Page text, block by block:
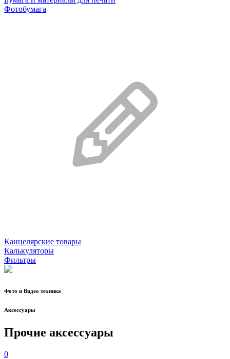
Фотобумага
Канцелярские товары
Калькуляторы
Фильтры
Фото и Видео техника
Аксессуары
Прочие аксессуары
0